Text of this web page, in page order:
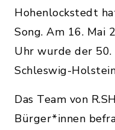
Hohenlockstedt
Song. Am 16. Mai
Uhr wurde der 50.
Schleswig-
Das Team von
Bürger*innen